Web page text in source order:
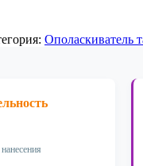
Ополаскиватель